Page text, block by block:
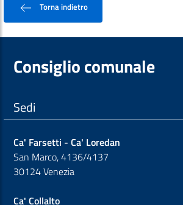
Torna indietro
Consiglio comunale
Sedi
Ca' Farsetti - Ca' Loredan
San Marco, 4136/4137
30124 Venezia
Ca' Collalto